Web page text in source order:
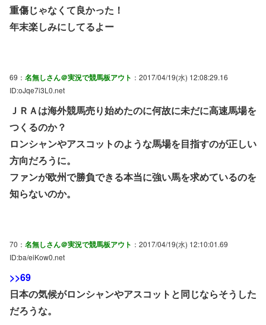
重傷じゃなくて良かった！
年末楽しみにしてるよー
69： 名無しさん＠実況で競馬板アウト ：2017/04/19(水) 12:08:29.16
ID:oJqe7i3L0.net
ＪＲＡは海外競馬売り始めたのに何故に未だに高速馬場を
つくるのか？
ロンシャンやアスコットのような馬場を目指すのが正しい
方向だろうに。
ファンが欧州で勝負できる本当に強い馬を求めているのを
知らないのか。
70： 名無しさん＠実況で競馬板アウト ：2017/04/19(水) 12:10:01.69
ID:ba/eiKow0.net
>>69
日本の気候がロンシャンやアスコットと同じならそうした
だろうな。